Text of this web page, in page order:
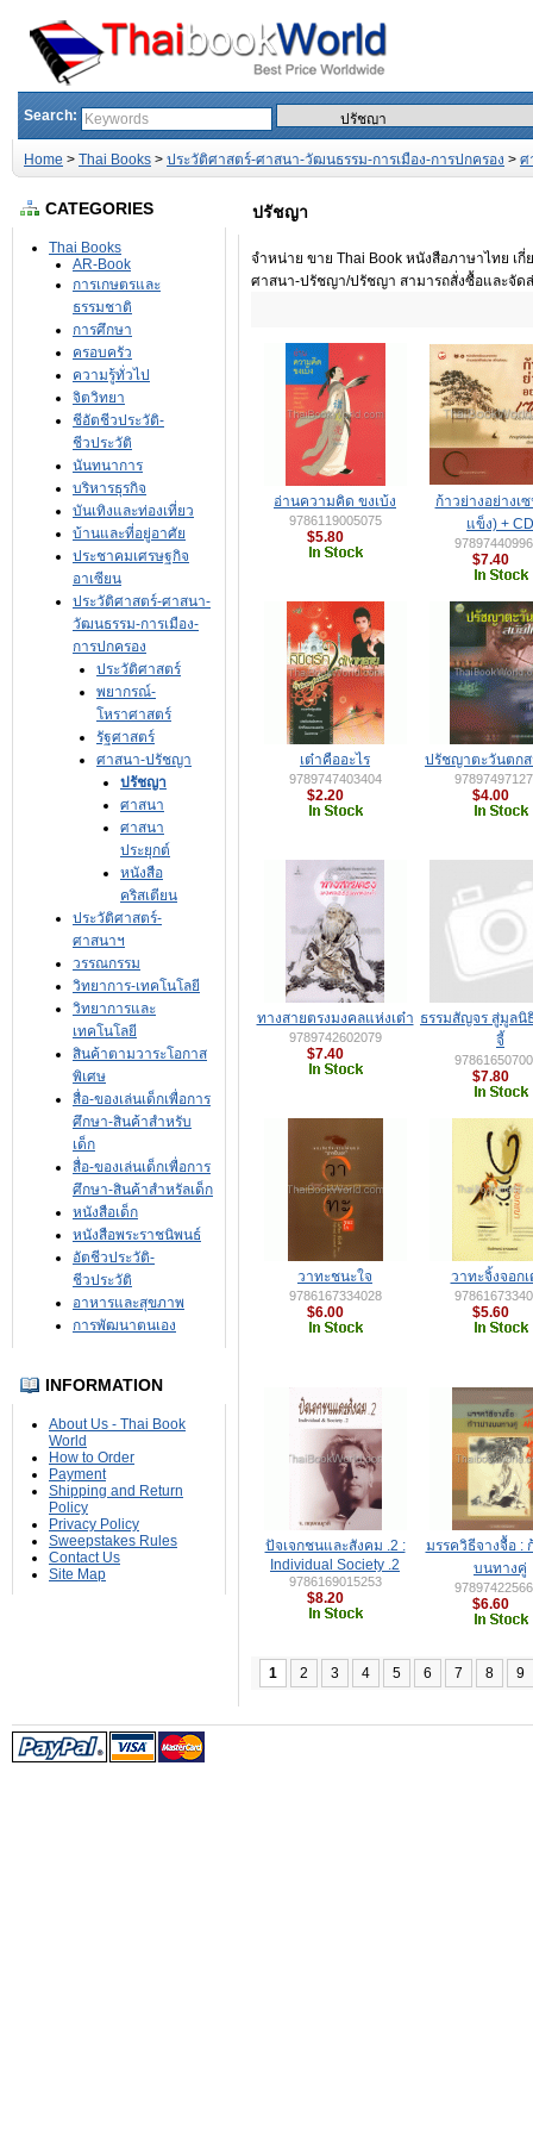
Search:
Home > Thai Books > ประวัติศาสตร์-ศาสนา-วัฒนธรรม-การเมือง-การปกครอง > ศ
CATEGORIES
Thai Books
AR-Book
การเกษตรและ
ธรรมชาติ
การศึกษา
ครอบครัว
ความรู้ทั่วไป
จิตวิทยา
ชีอัตชีวประวัติ-
ชีวประวัติ
นันทนาการ
บริหารธุรกิจ
บันเทิงและท่องเที่ยว
บ้านและที่อยู่อาศัย
ประชาคมเศรษฐกิจ
อาเซียน
ประวัติศาสตร์-ศาสนา-
วัฒนธรรม-การเมือง-
การปกครอง
ประวัติศาสตร์
พยากรณ์-
โหราศาสตร์
รัฐศาสตร์
ศาสนา-ปรัชญา
ปรัชญา
ศาสนา
ศาสนา
ประยุกต์
หนังสือ
คริสเตียน
ประวัติศาสตร์-
ศาสนาฯ
วรรณกรรม
วิทยาการ-เทคโนโลยี
วิทยาการและ
เทคโนโลยี
สินค้าตามวาระโอกาส
พิเศษ
สื่อ-ของเล่นเด็กเพื่อการ
ศึกษา-สินค้าสำหรับ
เด็ก
สื่อ-ของเล่นเด็กเพื่อการ
ศึกษา-สินค้าสำหรัลเด็ก
หนังสือเด็ก
หนังสือพระราชนิพนธ์
อัตชีวประวัติ-
ชีวประวัติ
อาหารและสุขภาพ
การพัฒนาตนเอง
INFORMATION
About Us - Thai Book
World
How to Order
Payment
Shipping and Return
Policy
Privacy Policy
Sweepstakes Rules
Contact Us
Site Map
ปรัชญา
จำหน่าย ขาย Thai Book หนังสือภาษาไทย เ
ศาสนา-ปรัชญา/ปรัชญา สามารถสั่งซื้อและจัด
อ่านความคิด ขงเบ้ง
9786119005075
$5.80
ก้าวย่างอย่างเ
แข็ง) + CD
$7.40
เต๋าคืออะไร
9789747403404
$2.20
ปรัชญาตะวันตก
$4.00
ทางสายตรงมงคลแห่งเต๋า
9789742602079
$7.40
ธรรมสัญจร สู่มูลนิ
จี้
$7.80
วาทะชนะใจ
9786167334028
$6.00
วาทะจิ้งจอก
$5.60
ปัจเจกชนและสังคม .2 :
Individual Society .2
9786169015253
$8.20
มรรควิธีจางจื้อ :
บนทางคู่
$6.60
1 2 3 4 5 6 7 8 9